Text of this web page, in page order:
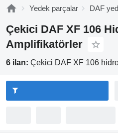
Yedek parçalar DAF
Çekici DAF XF 106
Amplifikatörler
6 ilan: Çekici DAF XF 106